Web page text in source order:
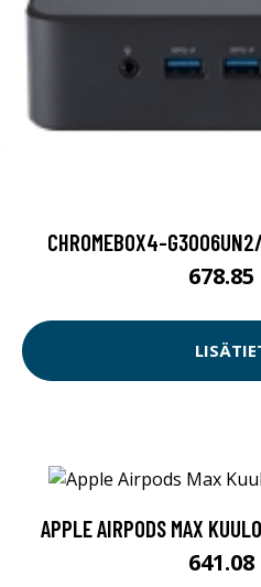
CHROMEBOX4-
678.85
APPLE AIRPODS MAX
641.08